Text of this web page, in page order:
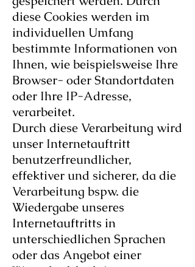
diese Cookies werden im
individuellen Umfang
bestimmte Informationen von
Ihnen, wie beispielsweise Ihre
Browser- oder Standortdaten
oder Ihre IP-Adresse,
verarbeitet.
Durch diese Verarbeitung wird
unser Internetauftritt
benutzerfreundlicher,
effektiver und sicherer, da die
Verarbeitung bspw. die
Wiedergabe unseres
Internetauftritts in
unterschiedlichen Sprachen
oder das Angebot einer